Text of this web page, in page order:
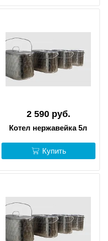
2 590 руб.
Котел нержавейка 5л
Купить